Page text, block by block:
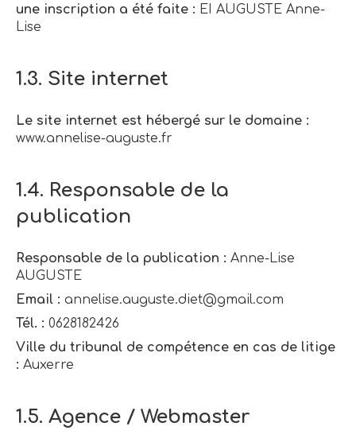
une inscription a été faite : EI AUGUSTE Anne-
Lise
1.3. Site internet
Le site internet est hébergé sur le domaine :
www.annelise-auguste.fr
1.4. Responsable de la
publication
Responsable de la publication : Anne-Lise
AUGUSTE
Email : annelise.auguste.diet@gmail.com
Tél. : 0628182426
Ville du tribunal de compétence en cas de litige
: Auxerre
1.5. Agence / Webmaster